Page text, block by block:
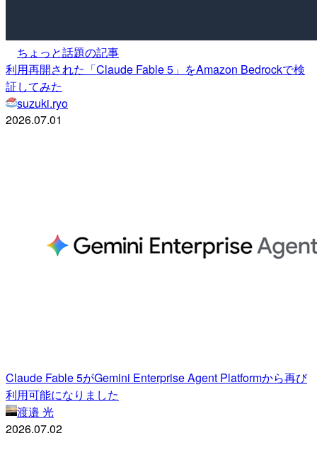
ちょっと話題の記事
利用再開された「Claude Fable 5」をAmazon Bedrockで検
証してみた
suzuki.ryo
2026.07.01
Claude Fable 5がGemini Enterprise Agent Platformから再び
利用可能になりました
渡邉 光
2026.07.02